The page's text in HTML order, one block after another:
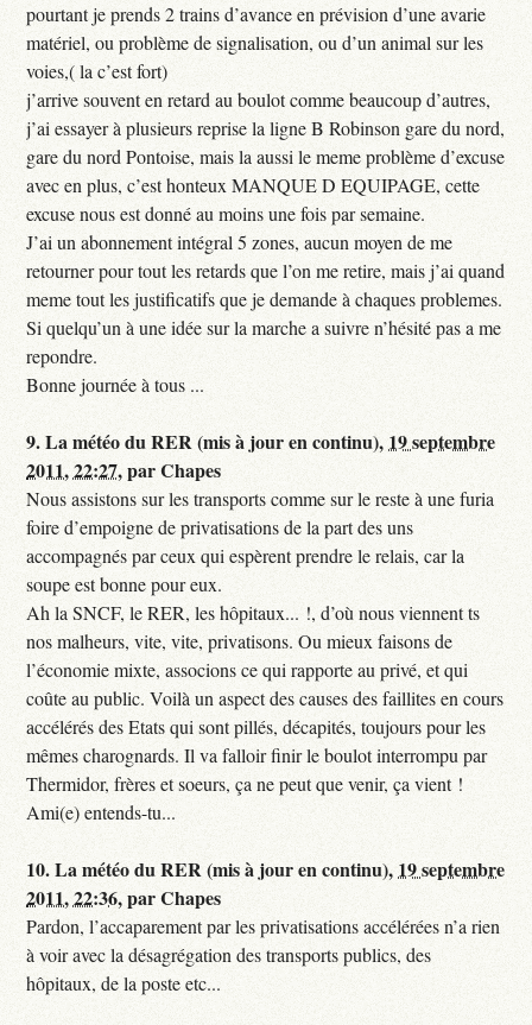
pourtant je prends 2 trains d’avance en prévision d’une avarie
matériel, ou problème de signalisation, ou d’un animal sur les
voies,( la c’est fort)
j’arrive souvent en retard au boulot comme beaucoup d’autres,
j’ai essayer à plusieurs reprise la ligne B Robinson gare du nord,
gare du nord Pontoise, mais la aussi le meme problème d’excuse
avec en plus, c’est honteux MANQUE D EQUIPAGE, cette
excuse nous est donné au moins une fois par semaine.
J’ai un abonnement intégral 5 zones, aucun moyen de me
retourner pour tout les retards que l’on me retire, mais j’ai quand
meme tout les justificatifs que je demande à chaques problemes.
Si quelqu’un à une idée sur la marche a suivre n’hésité pas a me
repondre.
Bonne journée à tous ...
9.La météo du RER (mis à jour en continu), 19 septembre
2011, 22:27,parChapes
Nous assistons sur les transports comme sur le reste à une furia
foire d’empoigne de privatisations de la part des uns
accompagnés par ceux qui espèrent prendre le relais, car la
soupe est bonne pour eux.
Ah la SNCF, le RER, les hôpitaux... !, d’où nous viennent ts
nos malheurs, vite, vite, privatisons. Ou mieux faisons de
l’économie mixte, associons ce qui rapporte au privé, et qui
coûte au public. Voilà un aspect des causes des faillites en cours
accélérés des Etats qui sont pillés, décapités, toujours pour les
mêmes charognards. Il va falloir finir le boulot interrompu par
Thermidor, frères et soeurs, ça ne peut que venir, ça vient !
Ami(e) entends-tu...
10.La météo du RER (mis à jour en continu), 19 septembre
2011, 22:36,parChapes
Pardon, l’accaparement par les privatisations accélérées n’a rien
à voir avec la désagrégation des transports publics, des
hôpitaux, de la poste etc...